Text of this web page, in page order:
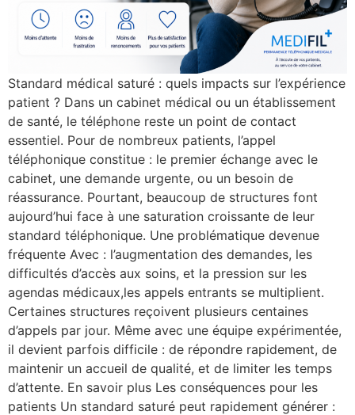
Standard médical saturé : quels impacts sur l’expérience
patient ? Dans un cabinet médical ou un établissement
de santé, le téléphone reste un point de contact
essentiel. Pour de nombreux patients, l’appel
téléphonique constitue : le premier échange avec le
cabinet, une demande urgente, ou un besoin de
réassurance. Pourtant, beaucoup de structures font
aujourd’hui face à une saturation croissante de leur
standard téléphonique. Une problématique devenue
fréquente Avec : l’augmentation des demandes, les
difficultés d’accès aux soins, et la pression sur les
agendas médicaux,les appels entrants se multiplient.
Certaines structures reçoivent plusieurs centaines
d’appels par jour. Même avec une équipe expérimentée,
il devient parfois difficile : de répondre rapidement, de
maintenir un accueil de qualité, et de limiter les temps
d’attente. En savoir plus Les conséquences pour les
patients Un standard saturé peut rapidement générer :